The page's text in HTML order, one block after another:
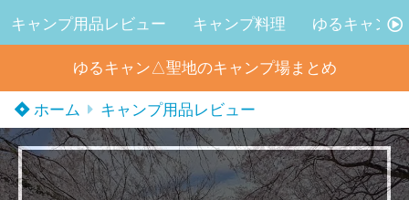
キャンプ用品レビュー キャンプ料理 ゆるキャン△
ゆるキャン△聖地のキャンプ場まとめ
ホーム キャンプ用品レビュー